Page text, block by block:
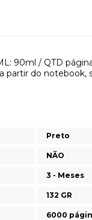
90ml / QTD
partir do
Preto
NÃO
3 - Meses
132 GR
6000